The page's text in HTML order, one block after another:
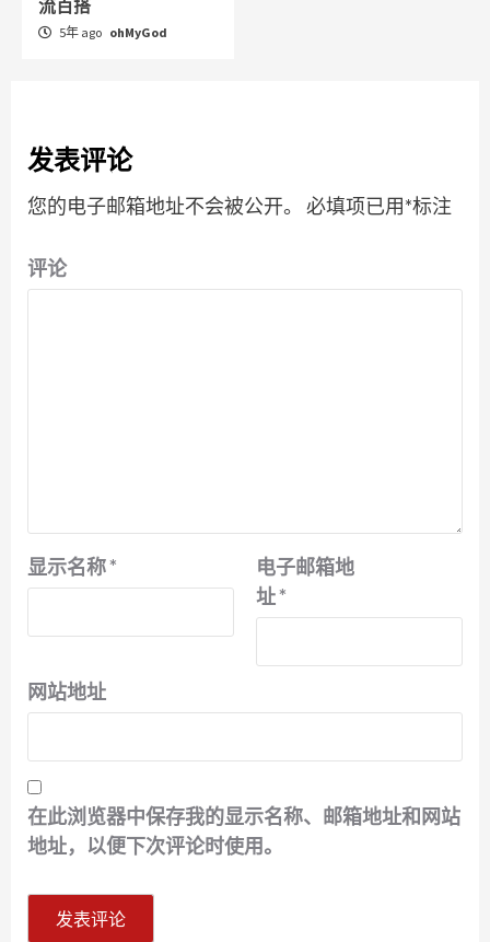
流百搭
5年 ago ohMyGod
发表评论
您的电子邮箱地址不会被公开。 必填项已用*标注
评论
显示名称*
电子邮箱地
址*
网站地址
在此浏览器中保存我的显示名称、邮箱地址和网站
地址，以便下次评论时使用。